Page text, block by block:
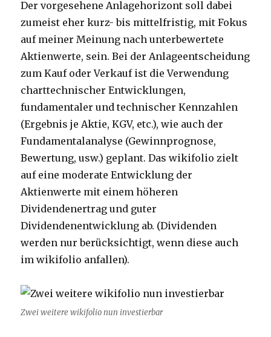
Der vorgesehene Anlagehorizont soll dabei
zumeist eher kurz- bis mittelfristig, mit Fokus
auf meiner Meinung nach unterbewertete
Aktienwerte, sein. Bei der Anlageentscheidung
zum Kauf oder Verkauf ist die Verwendung
charttechnischer Entwicklungen,
fundamentaler und technischer Kennzahlen
(Ergebnis je Aktie, KGV, etc.), wie auch der
Fundamentalanalyse (Gewinnprognose,
Bewertung, usw.) geplant. Das wikifolio zielt
auf eine moderate Entwicklung der
Aktienwerte mit einem höheren
Dividendenertrag und guter
Dividendenentwicklung ab. (Dividenden
werden nur berücksichtigt, wenn diese auch
im wikifolio anfallen).
Zwei weitere wikifolio nun investierbar